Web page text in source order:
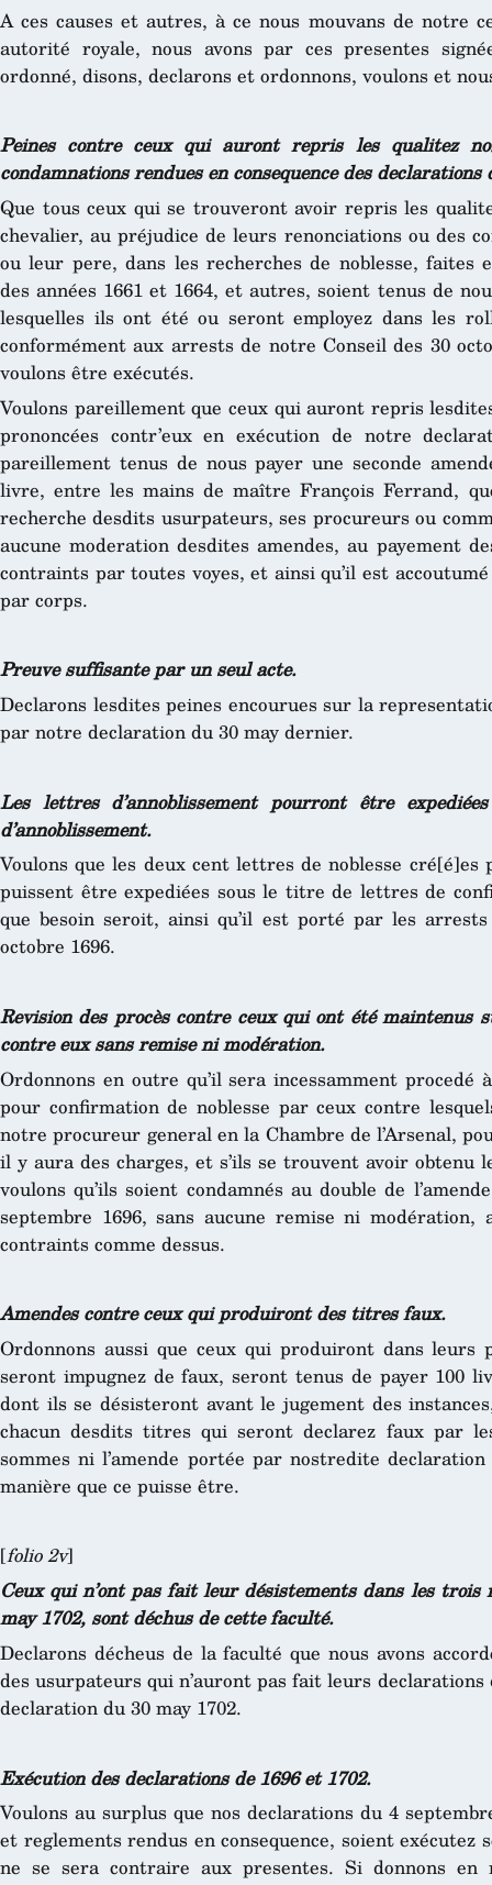
A ces causes et autres, à ce nous mouvans de notre
autorité royale, nous avons par ces presentes
ordonné, disons, declarons et ordonnons, voulons et
Peines contre ceux qui auront repris les qualitez
condamnations rendues en consequence des declarations
Que tous ceux qui se trouveront avoir repris les
chevalier, au préjudice de leurs renonciations ou des
ou leur pere, dans les recherches de noblesse, faites
des années 1661 et 1664, et autres, soient tenus de
lesquelles ils ont été ou seront employez dans les
conformément aux arrests de notre Conseil des 30
voulons être exécutés.
Voulons pareillement que ceux qui auront repris
prononcées contr’eux en exécution de notre
pareillement tenus de nous payer une seconde
livre, entre les mains de maître François Ferrand,
recherche desdits usurpateurs, ses procureurs ou
aucune moderation desdites amendes, au payement
contraints par toutes voyes, et ainsi qu’il est
par corps.
Preuve suffisante par un seul acte.
Declarons lesdites peines encourues sur la
par notre declaration du 30 may dernier.
Les lettres d’annoblissement pourront être
d’annoblissement.
Voulons que les deux cent lettres de noblesse
puissent être expediées sous le titre de lettres de
que besoin seroit, ainsi qu’il est porté par les
octobre 1696.
Revision des procès contre ceux qui ont été maintenus
contre eux sans remise ni modération.
Ordonnons en outre qu’il sera incessamment procedé
pour confirmation de noblesse par ceux contre
notre procureur general en la Chambre de l’Arsenal,
il y aura des charges, et s’ils se trouvent avoir
voulons qu’ils soient condamnés au double de
septembre 1696, sans aucune remise ni
contraints comme dessus.
Amendes contre ceux qui produiront des titres faux.
Ordonnons aussi que ceux qui produiront dans leurs
seront impugnez de faux, seront tenus de payer 100
dont ils se désisteront avant le jugement des
chacun desdits titres qui seront declarez faux par
sommes ni l’amende portée par nostredite
manière que ce puisse être.
[folio 2v]
Ceux qui n’ont pas fait leur désistements dans les
may 1702, sont déchus de cette faculté.
Declarons décheus de la faculté que nous avons
des usurpateurs qui n’auront pas fait leurs
declaration du 30 may 1702.
Exécution des declarations de 1696 et 1702.
Voulons au surplus que nos declarations du 4
et reglements rendus en consequence, soient
ne se sera contraire aux presentes. Si donnons en